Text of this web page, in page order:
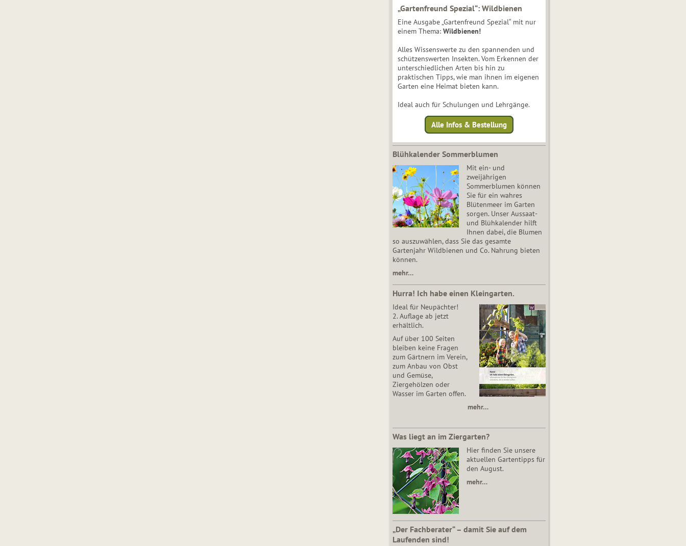
„Gartenfreund Spezial“: Wildbienen
Eine Ausgabe „Gartenfreund Spezial“ mit nur
einem Thema: Wildbienen!
Alles Wissenswerte zu den spannenden und
schützenswerten Insekten. Vom Erkennen der
unterschiedlichen Arten bis hin zu
praktischen Tipps, wie man ihnen im eigenen
Garten eine Heimat bieten kann.
Ideal auch für Schulungen und Lehrgänge.
Alle Infos & Bestellung
Blühkalender Sommerblumen
Mit ein- und
zweijährigen
Sommerblumen können
Sie für ein wahres
Blütenmeer im Garten
sorgen. Unser Aussaat-
und Blühkalender hilft
Ihnen dabei, die Blumen
so auszuwählen, dass Sie das gesamte
Gartenjahr Wildbienen und Co. Nahrung bieten
können.
mehr…
Hurra! Ich habe einen Kleingarten.
Ideal für Neupächter!
2. Auflage ab jetzt
erhältlich.
Auf über 100 Seiten
bleiben keine Fragen
zum Gärtnern im Verein,
zum Anbau von Obst
und Gemüse,
Ziergehölzen oder
Wasser im Garten offen.
mehr…
Was liegt an im Ziergarten?
Hier finden Sie unsere
aktuellen Gartentipps für
den August.
mehr…
„Der Fachberater“ – damit Sie auf dem
Laufenden sind!